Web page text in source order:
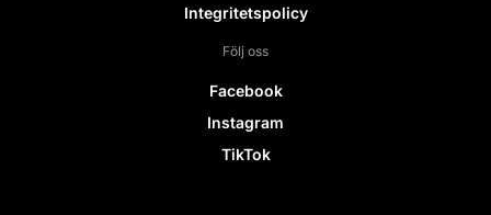
Integritetspolicy
Följ oss
Facebook
Instagram
TikTok